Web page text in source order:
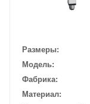
Размеры
Модель
Фабрика
Материал